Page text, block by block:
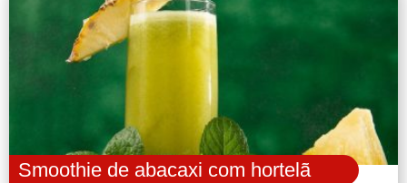
Smoothie de abacaxi com hortelã